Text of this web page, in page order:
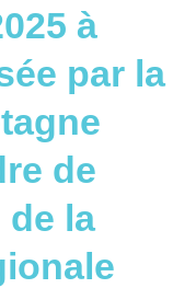
à
par la
de
de la